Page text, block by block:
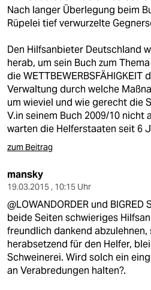
Nach langer Überlegung beim
Rüpelei tief verwurzelte
Den Hilfsanbieter Deutschland
herab, um sein Buch zum
die
Verwaltung durch welche
um wieviel und wie gerecht die
V.in seinem Buch 2009/10 nicht
warten die Helferstaaten seit 6
zum Beitrag
mansky
19.03.2015 , 10:15 Uhr
@LOWANDORDER und
beide Seiten schwieriges
freundlich dankend
herabsetzend für den Helfer,
Schweinerei. Wird solch ein
an Verabredungen halten?.